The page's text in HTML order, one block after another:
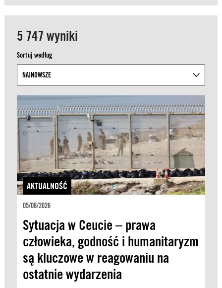
5 747 wyniki
Sortuj według
AKTUALNOŚĆ
05/08/2026
Sytuacja w Ceucie – prawa
człowieka, godność i humanitaryzm
są kluczowe w reagowaniu na
ostatnie wydarzenia